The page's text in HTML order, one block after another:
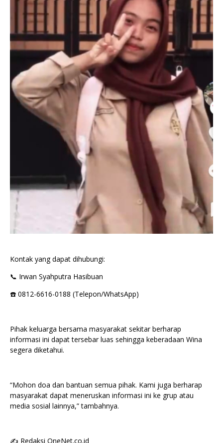
Kontak yang dapat dihubungi:
📞 Irwan Syahputra Hasibuan
☎️ 0812-6616-0188 (Telepon/WhatsApp)
Pihak keluarga bersama masyarakat sekitar berharap
informasi ini dapat tersebar luas sehingga keberadaan Wina
segera diketahui.
“Mohon doa dan bantuan semua pihak. Kami juga berharap
masyarakat dapat meneruskan informasi ini ke grup atau
media sosial lainnya,” tambahnya.
✍️ Redaksi OneNet.co.id